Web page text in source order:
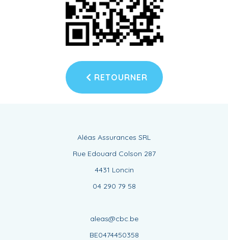
RETOURNER
Aléas Assurances SRL
Rue Edouard Colson 287
4431 Loncin
04 290 79 58
aleas@cbc.be
BE0474450358